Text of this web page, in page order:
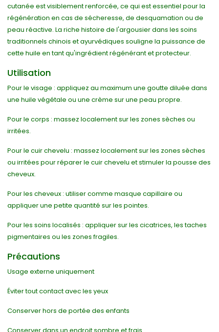
cutanée est visiblement renforcée, ce qui est essentiel pour la
régénération en cas de sécheresse, de desquamation ou de
peau réactive. La riche histoire de l'argousier dans les soins
traditionnels chinois et ayurvédiques souligne la puissance de
cette huile en tant qu'ingrédient régénérant et protecteur.
Utilisation
Pour le visage : appliquez au maximum une goutte diluée dans
une huile végétale ou une crème sur une peau propre.
Pour le corps : massez localement sur les zones sèches ou
irritées.
Pour le cuir chevelu : massez localement sur les zones sèches
ou irritées pour réparer le cuir chevelu et stimuler la pousse des
cheveux.
Pour les cheveux : utiliser comme masque capillaire ou
appliquer une petite quantité sur les pointes.
Pour les soins localisés : appliquer sur les cicatrices, les taches
pigmentaires ou les zones fragiles.
Précautions
Usage externe uniquement
Éviter tout contact avec les yeux
Conserver hors de portée des enfants